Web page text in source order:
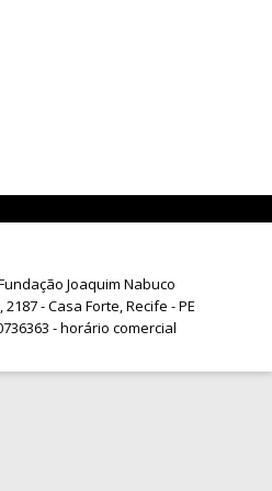
Joaquim Nabuco
- Casa Forte, Recife - PE
- horário comercial